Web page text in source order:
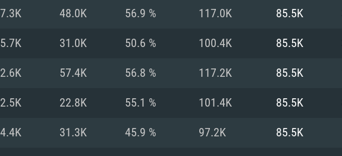
48.0K 56.9 % 117.0K 85.5K
31.0K 50.6 % 100.4K 85.5K
57.4K 56.8 % 117.2K 85.5K
22.8K 55.1 % 101.4K 85.5K
31.3K 45.9 % 97.2K 85.5K